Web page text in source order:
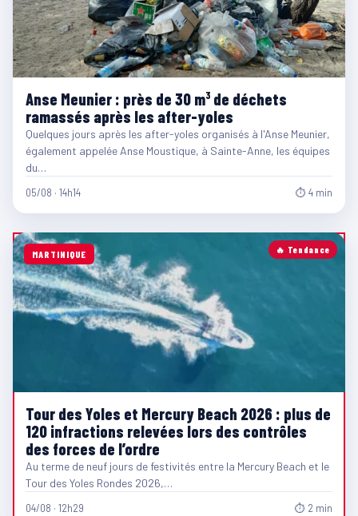
Anse Meunier : près de 30 m³ de déchets
ramassés après les after-yoles
Quelques jours après les after-yoles organisés à l'Anse Meunier,
également appelée Anse Moustique, à Sainte-Anne, les équipes
du…
05/08 · 14h14 ⏱ 4 min
🔥 Tendance
MARTINIQUE
Tour des Yoles et Mercury Beach 2026 : plus de
120 infractions relevées lors des contrôles
des forces de l’ordre
Au terme de neuf jours de festivités entre la Mercury Beach et le
Tour des Yoles Rondes 2026,…
04/08 · 12h29 ⏱ 2 min